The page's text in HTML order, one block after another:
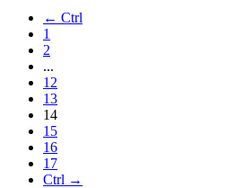
← Ctrl
1
2
...
12
13
14
15
16
17
Ctrl →